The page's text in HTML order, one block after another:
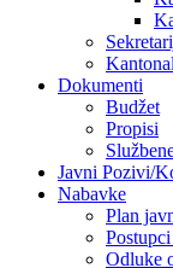
Dokumenti
Budžet
Propisi
Javni Pozivi/
Nabavke
Plan
Odluke